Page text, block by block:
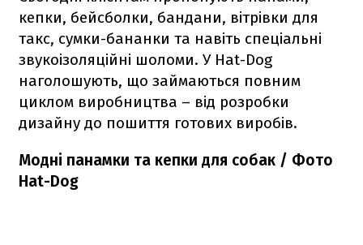
кепки, бейсболки, бандани, вітрівки для
такс, сумки-бананки та навіть спеціальні
звукоізоляційні шоломи. У Hat-Dog
наголошують, що займаються повним
циклом виробництва – від розробки
дизайну до пошиття готових виробів.
Модні панамки та кепки для собак / Фото
Hat-Dog